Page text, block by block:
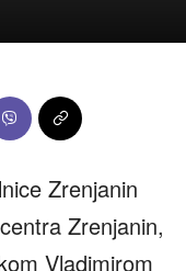
Zrenjanin
Zrenjanin,
Vladimirom